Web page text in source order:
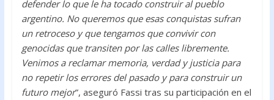
defender lo que le ha tocado construir al pueblo
argentino. No queremos que esas conquistas sufran
un retroceso y que tengamos que convivir con
genocidas que transiten por las calles libremente.
Venimos a reclamar memoria, verdad y justicia para
no repetir los errores del pasado y para construir un
futuro mejor”, aseguró Fassi tras su participación en el